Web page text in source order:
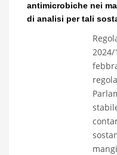
antimicrobiche nei
di analisi per tali
2024/